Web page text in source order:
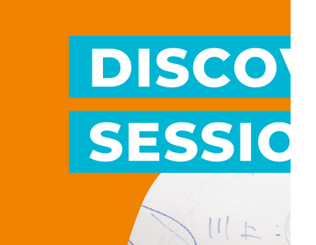
renの会社案内
ぜひぜひ
Facebook
個人情報保護方針
特定商取引法に基づく表記